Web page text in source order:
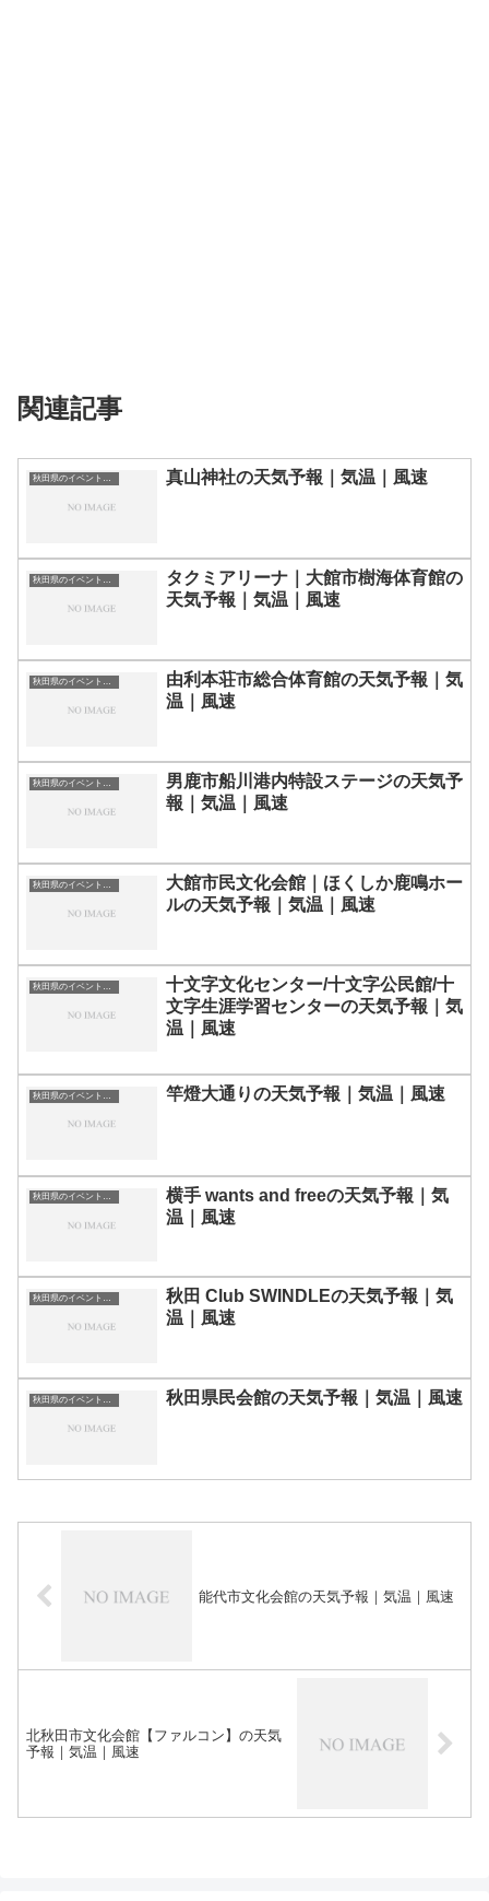
関連記事
秋田県のイベント会場一覧 真山神社の天気予報｜気温｜風速
秋田県のイベント会場一覧
タクミアリーナ｜大館市樹海体育館の
天気予報｜気温｜風速
秋田県のイベント会場一覧
由利本荘市総合体育館の天気予報｜気
温｜風速
秋田県のイベント会場一覧
男鹿市船川港内特設ステージの天気予
報｜気温｜風速
秋田県のイベント会場一覧
大館市民文化会館｜ほくしか鹿鳴ホー
ルの天気予報｜気温｜風速
秋田県のイベント会場一覧
十文字文化センター/十文字公民館/十
文字生涯学習センターの天気予報｜気
温｜風速
竿燈大通りの天気予報｜気温｜風速
秋田県のイベント会場一覧
横手 wants and freeの天気予報｜気
温｜風速
秋田県のイベント会場一覧
秋田 Club SWINDLEの天気予報｜気
温｜風速
秋田県のイベント会場一覧 秋田県民会館の天気予報｜気温｜風速
能代市文化会館の天気予報｜気温｜風速
北秋田市文化会館【ファルコン】の天気
予報｜気温｜風速